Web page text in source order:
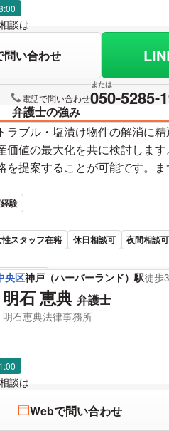
談は
問い合わせ
または
電話で問い合わせ050-5285-
弁護士の強み
ラブル・塩漬け物件の解消に
価値の最大化を共に検討しま
を提案することが可能です。ま
験
性スタッフ在籍 休日相談可 夜間相談可
アフリー
上原 隆志 弁護
れている要素を
央区神戸（ハーバーランド）駅徒歩
明石 恵典 弁護士
明石恵典法律事務所
談は
Webで問い合わせ